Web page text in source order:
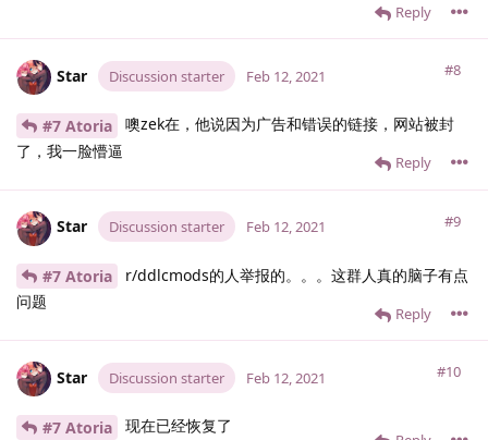
Reply
Star Discussion starter #8
Feb 12, 2021
#7 Atoria
噢zek在，他说因为广告和错误的链接，网站被封
了，我一脸懵逼
Reply
Star Discussion starter #9
Feb 12, 2021
#7 Atoria
r/ddlcmods的人举报的。。。这群人真的脑子有点
问题
Reply
Star Discussion starter #10
Feb 12, 2021
#7 Atoria 现在已经恢复了